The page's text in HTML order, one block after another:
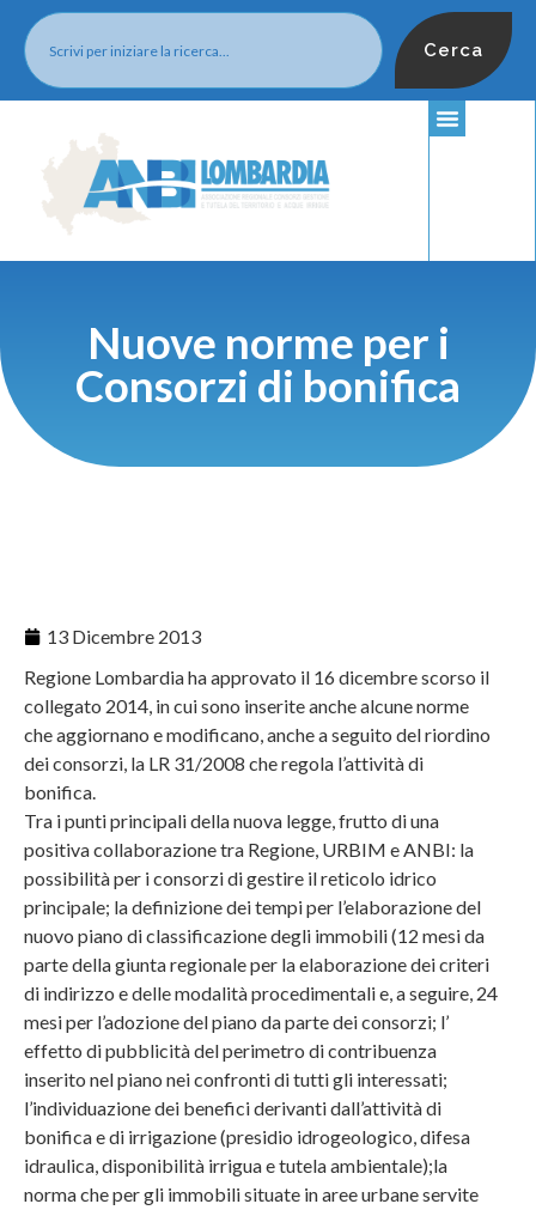
Cerca
Nuove norme per i
Consorzi di bonifica
13 Dicembre 2013
Regione Lombardia ha approvato il 16 dicembre scorso il
collegato 2014, in cui sono inserite anche alcune norme
che aggiornano e modificano, anche a seguito del riordino
dei consorzi, la LR 31/2008 che regola l’attività di
bonifica.
Tra i punti principali della nuova legge, frutto di una
positiva collaborazione tra Regione, URBIM e ANBI: la
possibilità per i consorzi di gestire il reticolo idrico
principale; la definizione dei tempi per l’elaborazione del
nuovo piano di classificazione degli immobili (12 mesi da
parte della giunta regionale per la elaborazione dei criteri
di indirizzo e delle modalità procedimentali e, a seguire, 24
mesi per l’adozione del piano da parte dei consorzi; l’
effetto di pubblicità del perimetro di contribuenza
inserito nel piano nei confronti di tutti gli interessati;
l’individuazione dei benefici derivanti dall’attività di
bonifica e di irrigazione (presidio idrogeologico, difesa
idraulica, disponibilità irrigua e tutela ambientale);la
norma che per gli immobili situate in aree urbane servite